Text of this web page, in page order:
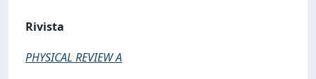
Rivista
PHYSICAL REVIEW A